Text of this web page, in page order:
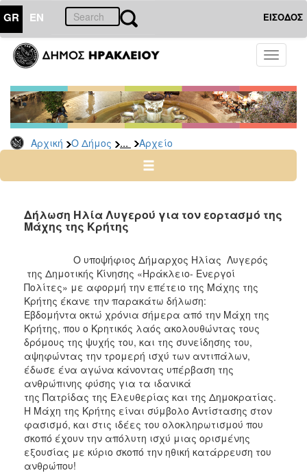
GR EN ΕΙΣΟΔΟΣ
Toggle
Αρχική Ο Δήμος ... Αρχείο
ΔΗΜΟΣ
Δημοτικές
Παρατάξεις
Αρχείο
ΑΝΘΕΚΤΙΚΗ
ΠΟΛΗ
Δήλωση Ηλία Λυγερού για τον εορτασμό της
Μάχης της Κρήτης
Ο υποψήφιος Δήμαρχος Ηλίας Λυγερός
της Δημοτικής Κίνησης «Ηράκλειο- Ενεργοί
Πολίτες» με αφορμή την επέτειο της Μάχης της
Κρήτης έκανε την παρακάτω δήλωση:
Εβδομήντα οκτώ χρόνια σήμερα από την Μάχη της
Κρήτης, που ο Κρητικός λαός ακολουθώντας τους
δρόμους της ψυχής του, και της συνείδησης του,
αψηφώντας την τρομερή ισχύ των αντιπάλων,
έδωσε ένα αγώνα κάνοντας υπέρβαση της
ανθρώπινης φύσης για τα ιδανικά
της Πατρίδας της Ελευθερίας και της Δημοκρατίας.
Η Μάχη της Κρήτης είναι σύμβολο Αντίστασης στον
φασισμό, και στις ιδέες του ολοκληρωτισμού που
σκοπό έχουν την απόλυτη ισχύ μιας ορισμένης
εξουσίας με κύριο σκοπό την ηθική κατάρρευση του
ανθρώπου!